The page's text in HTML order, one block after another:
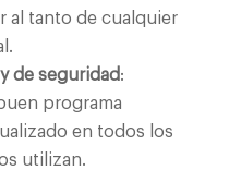
al tanto de cualquier
de seguridad:
programa
en todos los
utilizan.